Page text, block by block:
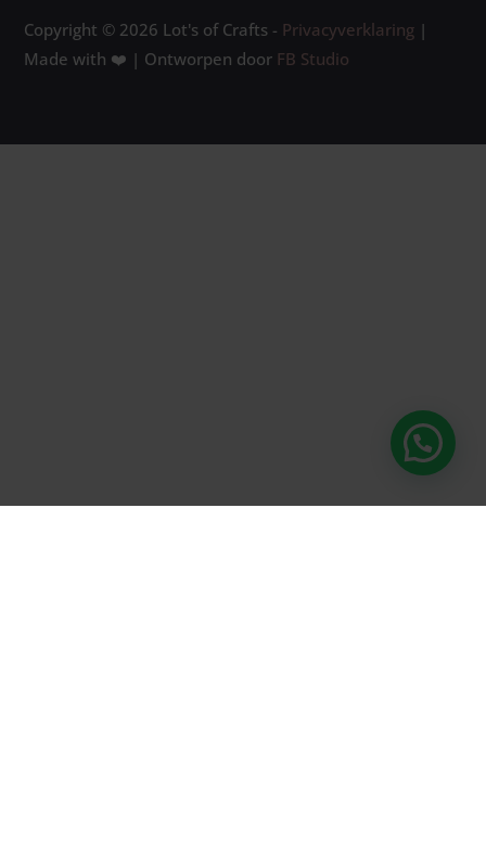
Copyright © 2026 Lot's of Crafts - Privacyverklaring |
Made with ❤️ | Ontworpen door FB Studio